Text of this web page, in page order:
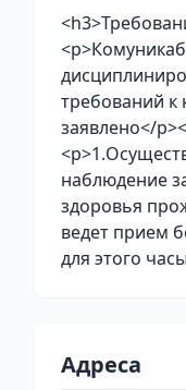
требований к
заявлено</
наблюдение
здоровья
ведет прием
для этого
Адреса